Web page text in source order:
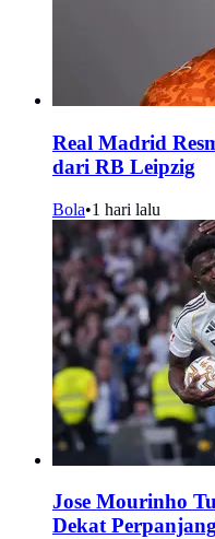
Real Madrid
dari RB Leipzig
Bola•1 hari lalu
Jose Mourinho
Dekat